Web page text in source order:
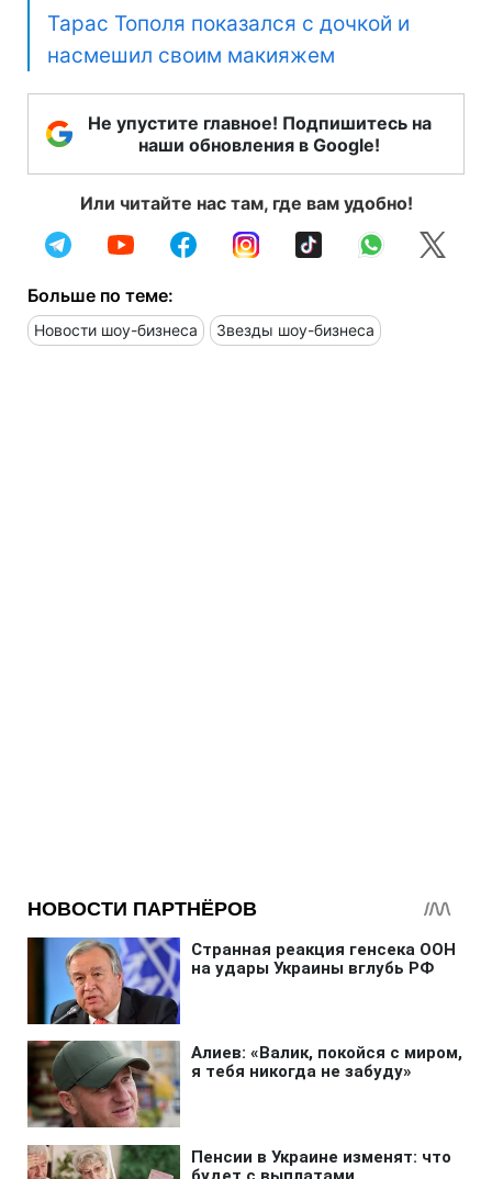
Тарас Тополя показался с дочкой и
насмешил своим макияжем
Не упустите главное! Подпишитесь на
наши обновления в Google!
Или читайте нас там, где вам удобно!
Больше по теме:
Новости шоу-бизнеса Звезды шоу-бизнеса